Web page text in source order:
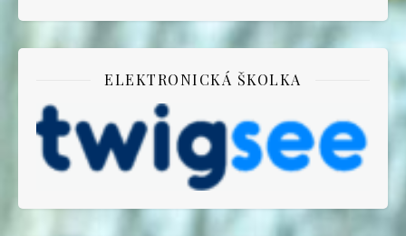
ELEKTRONICKÁ ŠKOLKA